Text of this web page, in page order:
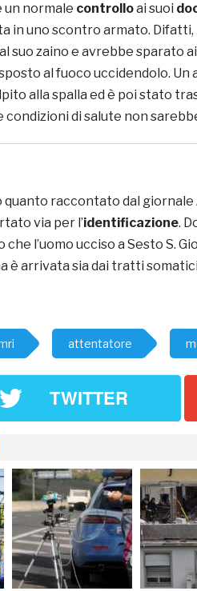
un normale controlloai suoi
in uno scontro armato.
suo zaino e avrebbe sparato
al fuoco uccidendolo. Un
alla spalla ed è poi stato
condizioni di salute non
quanto raccontato dal giornale
via per l’identificazione.
che l’uomo ucciso a Sesto S.
è arrivata sia dai tratti
attentatore
TWITTER